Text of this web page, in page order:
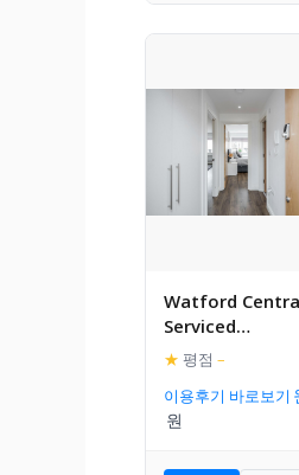
Watford
Serviced
Apartments – F5
★ 평점 –
이용후기 바로보기